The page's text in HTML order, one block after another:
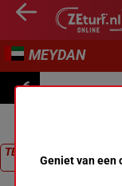
MEYDAN
6
PRIX CAPE VERDI
TERUG NAAR
RACEGeniet van een